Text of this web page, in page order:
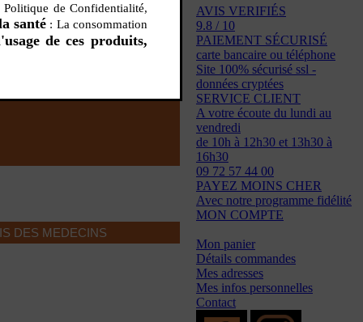
de Confidentialité,
santé : La consommation
de ces produits,
Boissons Boosters
Chargeurs
câbles, secteurs
Flacons vides
Pièces détachées
Rings, adaptateurs,
bagues silicones ...
LA PRESSE EN PARLE
Emission "C'est dans l'air"
Interview France Bleu Genericlop
DES MEDECINS
AVIS VERIFIÉS
9.8 / 10
PAIEMENT SÉCURISÉ
carte bancaire ou téléphone
Site 100% sécurisé ssl -
données cryptées
SERVICE CLIENT
A votre écoute du lundi au
vendredi
de 10h à 12h30 et 13h30 à
16h30
09 72 57 44 00
PAYEZ MOINS CHER
Avec notre programme fidélité
MON COMPTE
Mon panier
Détails commandes
Mes adresses
Mes infos personnelles
Contact